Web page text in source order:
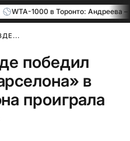
WTA-1000 в Торонто: Андреева
победил
в
проиграла